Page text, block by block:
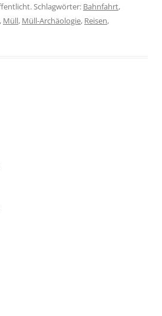
Schlagwörter: Bahnfahrt,
, Müll, Müll-Archäologie, Reisen,